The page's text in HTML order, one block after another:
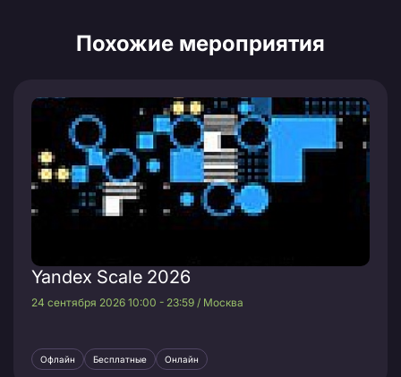
Похожие мероприятия
Yandex Scale 2026
24 сентября 2026 10:00 - 23:59 / Москва
Офлайн Бесплатные Онлайн